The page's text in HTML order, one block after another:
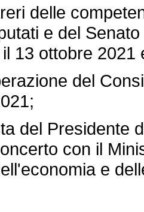
delle
e del
13 ottobre 2021
del
del Presidente
con il
e